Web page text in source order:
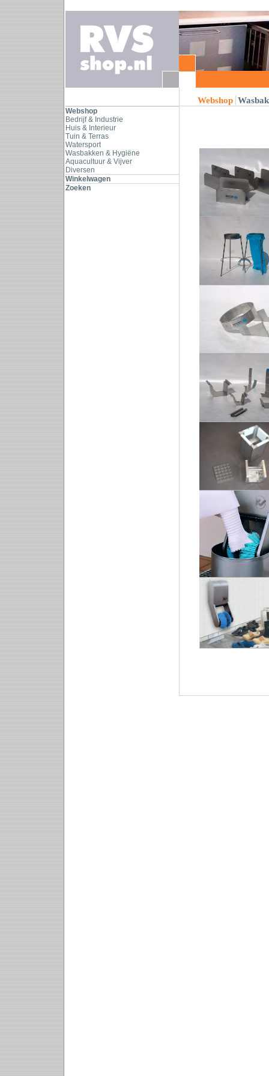
Webshop
Webshop
Bedrijf & Industrie
Huis & Interieur
Tuin & Terras
Watersport
Wasbakken & Hygiëne
Aquacultuur & Vijver
Diversen
Winkelwagen
Zoeken